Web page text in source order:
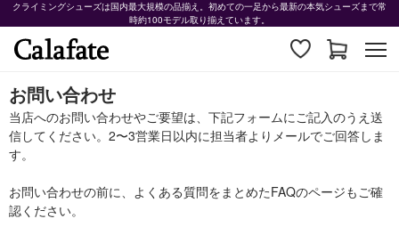
クライミングシューズは国内最大規模の品揃え。初めての一足から最新の本気シューズまで常
時約100モデル取り揃えています。
お問い合わせ
当店へのお問い合わせやご要望は、下記フォームにご記入のうえ送
信してください。2〜3営業日以内に担当者よりメールでご回答しま
す。
お問い合わせの前に、よくある質問をまとめたFAQのページもご確
認ください。